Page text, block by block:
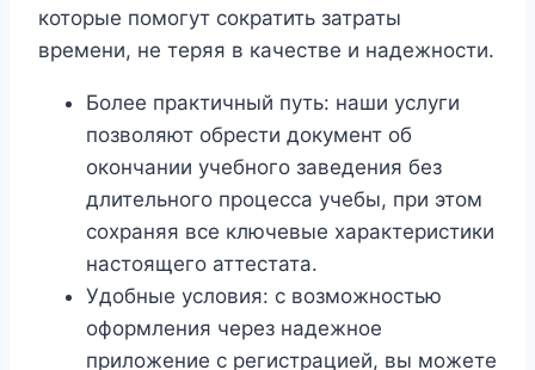
которые помогут сократить затраты
времени, не теряя в качестве и надежности.
Более практичный путь: наши услуги
позволяют обрести документ об
окончании учебного заведения без
длительного процесса учебы, при этом
сохраняя все ключевые характеристики
настоящего аттестата.
Удобные условия: с возможностью
оформления через надежное
приложение с регистрацией, вы можете